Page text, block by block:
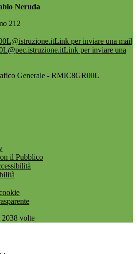
Neruda
212
Link per inviare una mail
Link per inviare una
Generale - RMIC8GR00L
il Pubblico
2038 volte